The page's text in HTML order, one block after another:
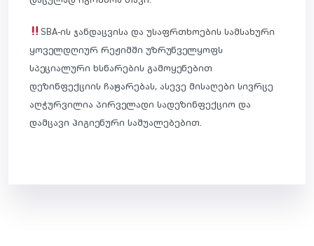
SBA-ის ჯანდაცვისა და უსაფრთხოების სამსახური
ყოველდღიურ რეჟიმში უზრუნველყოფს
სპეციალური ხსნარების გამოყენებით
დეზინფექციის ჩატარებას, ასევე მისაღები სივრცე
აღჭურვილია პირველადი სადეზინფექციო და
დამცავი ჰიგიენური საშუალებებით.